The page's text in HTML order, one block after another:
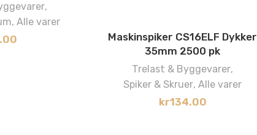
,
, Alle varer
Maskinspiker CS16ELF Dykker
35mm 2500 pk
Trelast & Byggevarer,
Spiker & Skruer, Alle varer
kr134.00